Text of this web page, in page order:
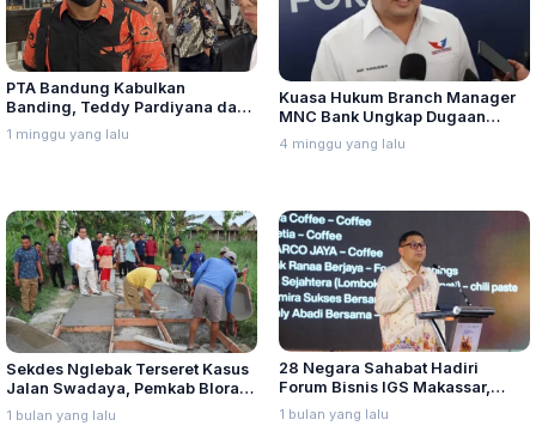
PTA Bandung Kabulkan
Banding, Teddy Pardiyana dan
Bintang Ditetapkan Ahli Waris
Lina Jubaedah
1 minggu yang lalu
Kuasa Hukum Branch Manager
MNC Bank Ungkap Dugaan
Penganiayaan oleh Hary Tanoe
di MNC Towe
4 minggu yang lalu
Sekdes Nglebak Terseret Kasus
Jalan Swadaya, Pemkab Blora
Sebut Pendampingan Hukum
Bukan Kewenangannya
1 bulan yang lalu
28 Negara Sahabat Hadiri
Forum Bisnis IGS Makassar,
Munafri Tawarkan Investasi
Stadion Untia
1 bulan yang lalu